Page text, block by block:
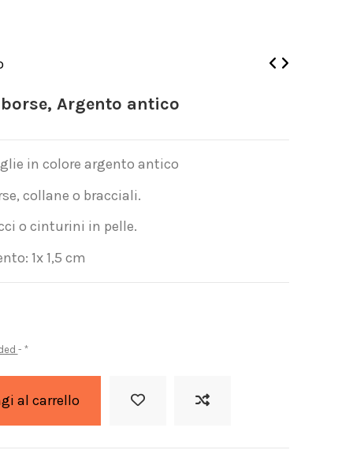
Argento antico
in colore argento antico
collane o bracciali.
o cinturini in pelle.
1x 1,5 cm
*
al carrello